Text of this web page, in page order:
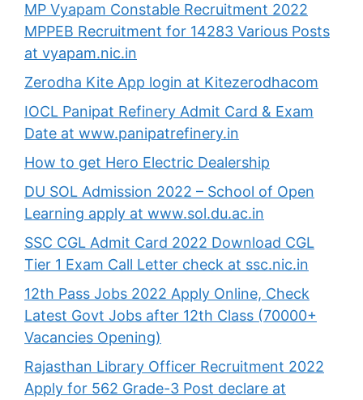
MP Vyapam Constable Recruitment 2022
MPPEB Recruitment for 14283 Various Posts
at vyapam.nic.in
Zerodha Kite App login at Kitezerodhacom
IOCL Panipat Refinery Admit Card & Exam
Date at www.panipatrefinery.in
How to get Hero Electric Dealership
DU SOL Admission 2022 – School of Open
Learning apply at www.sol.du.ac.in
SSC CGL Admit Card 2022 Download CGL
Tier 1 Exam Call Letter check at ssc.nic.in
12th Pass Jobs 2022 Apply Online, Check
Latest Govt Jobs after 12th Class (70000+
Vacancies Opening)
Rajasthan Library Officer Recruitment 2022
Apply for 562 Grade-3 Post declare at